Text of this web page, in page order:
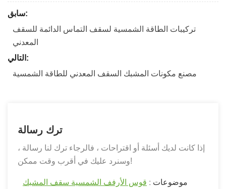
سابق:
تركيبات الطاقة الشمسية لسقف التماس الدائمة للسقف
المعدني
التالي:
مصنع مكونات المشبك السقف المعدني للطاقة الشمسية
ترك رسالة
إذا كانت لديك أسئلة أو اقتراحات ، فالرجاء ترك لنا رسالة ،
وسنرد عليك في أقرب وقت ممكن!
موضوعات : قوس الأرفف الشمسية سقف المشبك